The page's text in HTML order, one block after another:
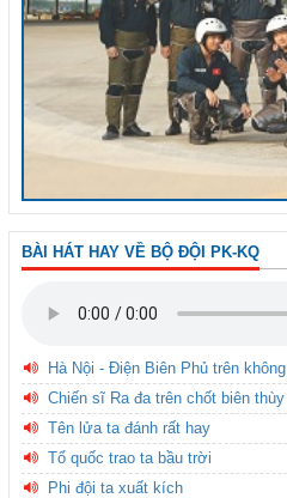
BÀI HÁT HAY VỀ BỘ ĐỘI PK-KQ
Hà Nội - Điện Biên Phủ trên không
Chiến sĩ Ra đa trên chốt biên thùy
Tên lửa ta đánh rất hay
Tổ quốc trao ta bầu trời
Phi đội ta xuất kích